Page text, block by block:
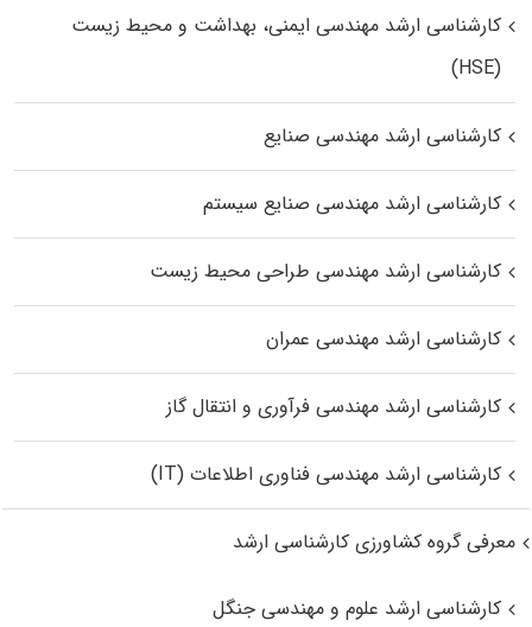
کارشناسی ارشد مهندسی ایمنی، بهداشت و محیط زیست
(HSE)
کارشناسی ارشد مهندسی صنایع
کارشناسی ارشد مهندسی صنایع سیستم
کارشناسی ارشد مهندسی طراحی محیط زیست
کارشناسی ارشد مهندسی عمران
کارشناسی ارشد مهندسی فرآوری و انتقال گاز
کارشناسی ارشد مهندسی فناوری اطلاعات (IT)
معرفی گروه کشاورزی کارشناسی ارشد
کارشناسی ارشد علوم و مهندسی جنگل